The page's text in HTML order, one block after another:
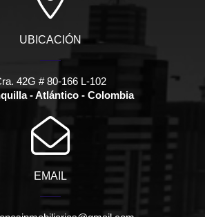
UBICACIÓN
42G # 80-166 L-102
- Atlántico - Colombia
EMAIL